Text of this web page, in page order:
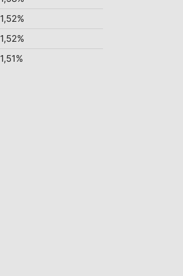
1,52%
1,52%
1,51%